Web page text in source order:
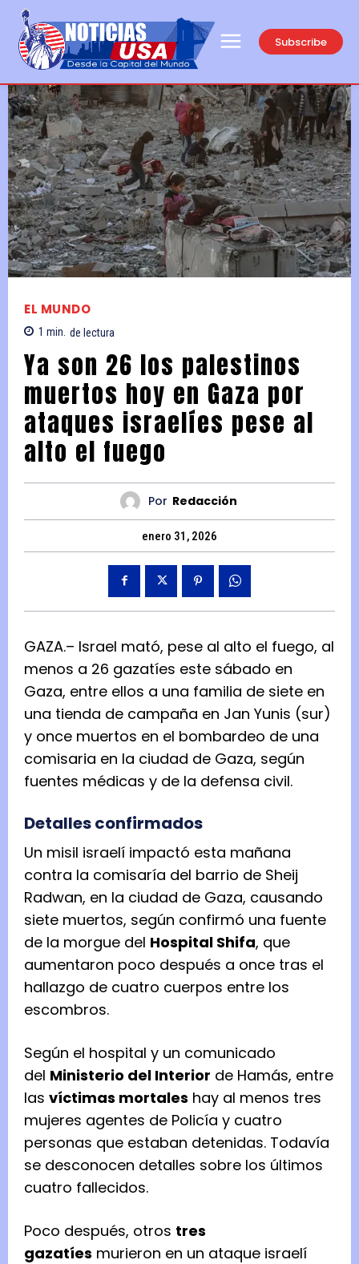
Subscribe
EL MUNDO
1 min. de lectura
Ya son 26 los palestinos
muertos hoy en Gaza por
ataques israelíes pese al
alto el fuego
Por Redacción
enero 31, 2026
GAZA.– Israel mató, pese al alto el fuego, al
menos a 26 gazatíes este sábado en
Gaza, entre ellos a una familia de siete en
una tienda de campaña en Jan Yunis (sur)
y once muertos en el bombardeo de una
comisaria en la ciudad de Gaza, según
fuentes médicas y de la defensa civil.
Detalles confirmados
Un misil israelí impactó esta mañana
contra la comisaría del barrio de Sheij
Radwan, en la ciudad de Gaza, causando
siete muertos, según confirmó una fuente
de la morgue del Hospital Shifa, que
aumentaron poco después a once tras el
hallazgo de cuatro cuerpos entre los
escombros.
Según el hospital y un comunicado
del Ministerio del Interior de Hamás, entre
las víctimas mortales hay al menos tres
mujeres agentes de Policía y cuatro
personas que estaban detenidas. Todavía
se desconocen detalles sobre los últimos
cuatro fallecidos.
Poco después, otros tres
gazatíes murieron en un ataque israelí